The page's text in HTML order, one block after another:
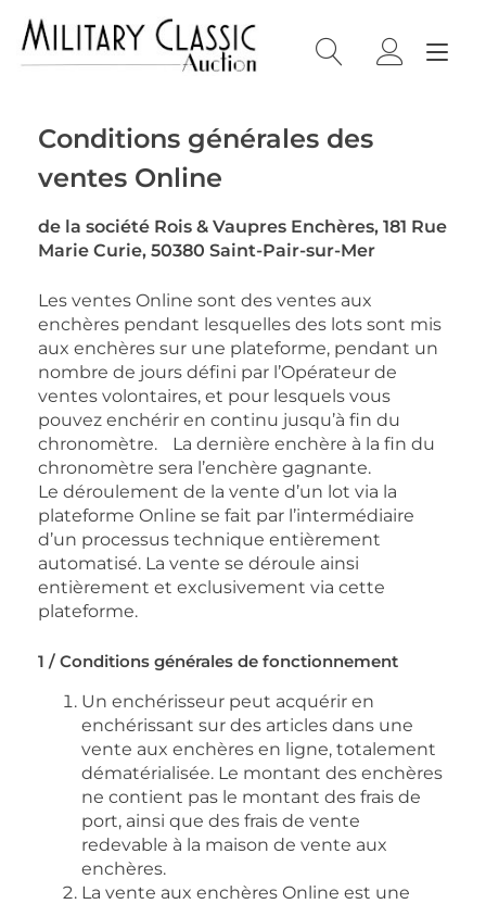
content
Conditions générales des
ventes Online
de la société Rois & Vaupres Enchères, 181 Rue
Marie Curie, 50380 Saint-Pair-sur-Mer
Les ventes Online sont des ventes aux
enchères pendant lesquelles des lots sont mis
aux enchères sur une plateforme, pendant un
nombre de jours défini par l’Opérateur de
ventes volontaires, et pour lesquels vous
pouvez enchérir en continu jusqu’à fin du
chronomètre. La dernière enchère à la fin du
chronomètre sera l’enchère gagnante.
Le déroulement de la vente d’un lot via la
plateforme Online se fait par l’intermédiaire
d’un processus technique entièrement
automatisé. La vente se déroule ainsi
entièrement et exclusivement via cette
plateforme.
1 / Conditions générales de fonctionnement
Un enchérisseur peut acquérir en
enchérissant sur des articles dans une
vente aux enchères en ligne, totalement
dématérialisée. Le montant des enchères
ne contient pas le montant des frais de
port, ainsi que des frais de vente
redevable à la maison de vente aux
enchères.
La vente aux enchères Online est une